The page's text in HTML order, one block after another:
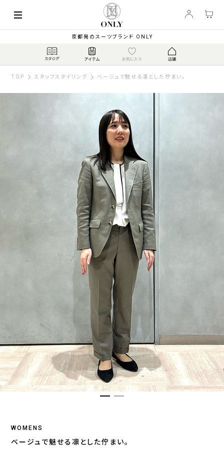
京都発のスーツブランド ONLY
TOP スタッフスタイリング ベージュで魅せる凛とした佇まい。
WOMENS
ベージュで魅せる凛とした佇まい。